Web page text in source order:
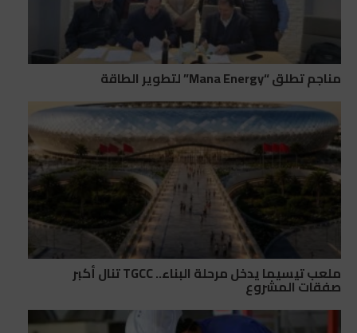
مناجم تطلق “Mana Energy” لتطوير الطاقة
ملعب تيسيما يدخل مرحلة البناء.. TGCC تنال أكبر
صفقات المشروع